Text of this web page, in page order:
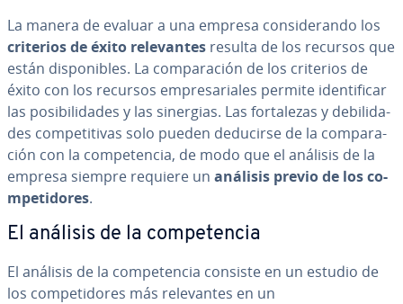
La manera de evaluar a una empresa co­n­si­de­ra­n­do los
criterios de éxito re­le­va­n­tes resulta de los recursos que
están di­s­po­ni­bles. La co­m­pa­ra­ción de los criterios de
éxito con los recursos em­pre­sa­ria­les permite ide­n­ti­fi­car
las po­si­bi­li­da­des y las sinergias. Las fo­r­ta­le­zas y de­bi­li­da­
des co­m­pe­ti­ti­vas solo pueden deducirse de la co­m­pa­ra­
ción con la co­m­pe­te­n­cia, de modo que el análisis de la
empresa siempre requiere un análisis previo de los co­
m­pe­ti­do­res.
El análisis de la co­m­pe­te­n­cia
El análisis de la co­m­pe­te­n­cia consiste en un estudio de
los co­m­pe­ti­do­res más re­le­va­n­tes en un